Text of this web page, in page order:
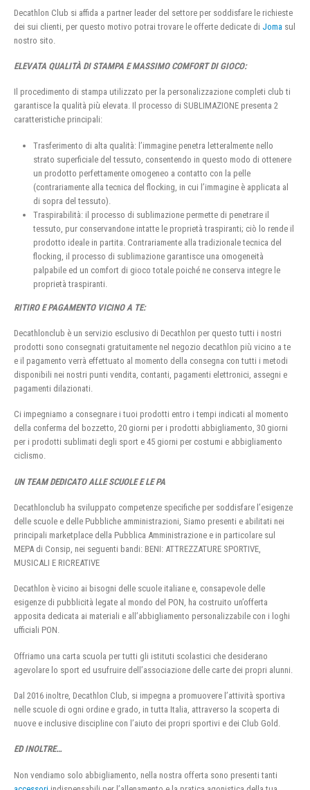
Decathlon Club si affida a partner leader del settore per soddisfare le richieste
dei sui clienti, per questo motivo potrai trovare le offerte dedicate di Joma sul
nostro sito.
ELEVATA QUALITÀ DI STAMPA E MASSIMO COMFORT DI GIOCO:
Il procedimento di stampa utilizzato per la personalizzazione completi club ti
garantisce la qualità più elevata. Il processo di SUBLIMAZIONE presenta 2
caratteristiche principali:
Trasferimento di alta qualità: l’immagine penetra letteralmente nello
strato superficiale del tessuto, consentendo in questo modo di ottenere
un prodotto perfettamente omogeneo a contatto con la pelle
(contrariamente alla tecnica del flocking, in cui l’immagine è applicata al
di sopra del tessuto).
Traspirabilità: il processo di sublimazione permette di penetrare il
tessuto, pur conservandone intatte le proprietà traspiranti; ciò lo rende il
prodotto ideale in partita. Contrariamente alla tradizionale tecnica del
flocking, il processo di sublimazione garantisce una omogeneità
palpabile ed un comfort di gioco totale poiché ne conserva integre le
proprietà traspiranti.
RITIRO E PAGAMENTO VICINO A TE:
Decathlonclub è un servizio esclusivo di Decathlon per questo tutti i nostri
prodotti sono consegnati gratuitamente nel negozio decathlon più vicino a te
e il pagamento verrà effettuato al momento della consegna con tutti i metodi
disponibili nei nostri punti vendita, contanti, pagamenti elettronici, assegni e
pagamenti dilazionati.
Ci impegniamo a consegnare i tuoi prodotti entro i tempi indicati al momento
della conferma del bozzetto, 20 giorni per i prodotti abbigliamento, 30 giorni
per i prodotti sublimati degli sport e 45 giorni per costumi e abbigliamento
ciclismo.
UN TEAM DEDICATO ALLE SCUOLE E LE PA
Decathlonclub ha sviluppato competenze specifiche per soddisfare l’esigenze
delle scuole e delle Pubbliche amministrazioni, Siamo presenti e abilitati nei
principali marketplace della Pubblica Amministrazione e in particolare sul
MEPA di Consip, nei seguenti bandi: BENI: ATTREZZATURE SPORTIVE,
MUSICALI E RICREATIVE
Decathlon è vicino ai bisogni delle scuole italiane e, consapevole delle
esigenze di pubblicità legate al mondo del PON, ha costruito un’offerta
apposita dedicata ai materiali e all’abbigliamento personalizzabile con i loghi
ufficiali PON.
Offriamo una carta scuola per tutti gli istituti scolastici che desiderano
agevolare lo sport ed usufruire dell’associazione delle carte dei propri alunni.
Dal 2016 inoltre, Decathlon Club, si impegna a promuovere l’attività sportiva
nelle scuole di ogni ordine e grado, in tutta Italia, attraverso la scoperta di
nuove e inclusive discipline con l’aiuto dei propri sportivi e dei Club Gold.
ED INOLTRE…
Non vendiamo solo abbigliamento, nella nostra offerta sono presenti tanti